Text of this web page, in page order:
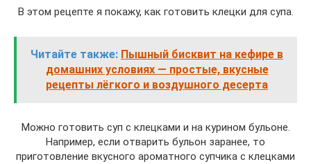
В этом рецепте я покажу, как готовить клецки для супа.
Читайте также: Пышный бисквит на кефире в
домашних условиях — простые, вкусные
рецепты лёгкого и воздушного десерта
Можно готовить суп с клецками и на курином бульоне.
Например, если отварить бульон заранее, то
приготовление вкусного ароматного супчика с клецками